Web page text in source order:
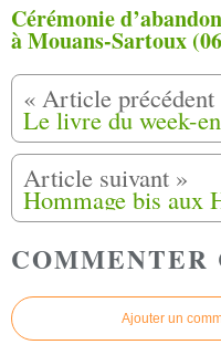
Cérémonie
à Mouans-Sartoux
Hommage bis aux
Ajouter un